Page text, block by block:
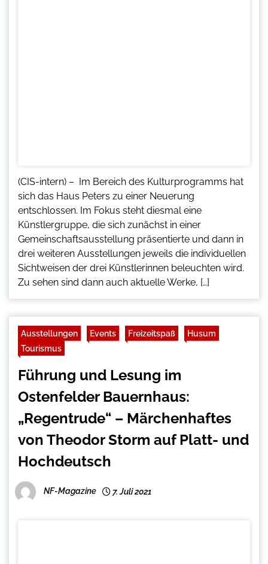
(CIS-intern) – Im Bereich des Kulturprogramms hat
sich das Haus Peters zu einer Neuerung
entschlossen. Im Fokus steht diesmal eine
Künstlergruppe, die sich zunächst in einer
Gemeinschaftsausstellung präsentierte und dann in
drei weiteren Ausstellungen jeweils die individuellen
Sichtweisen der drei Künstlerinnen beleuchten wird.
Zu sehen sind dann auch aktuelle Werke, […]
Ausstellungen Events Freizeitspaß
Husum
Tourismus
Führung und Lesung im
Ostenfelder Bauernhaus:
„Regentrude“ – Märchenhaftes
von Theodor Storm auf Platt- und
Hochdeutsch
NF-Magazine 7. Juli 2021